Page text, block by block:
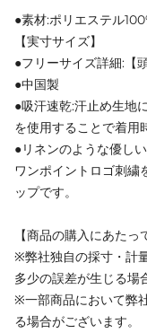
●素材:ポリエステル
【実寸サイズ】
●フリーサイズ詳細:【
●中国製
●吸汗速乾:汗止め生地
を使用することで着用
●リネンのような優し
ワンポイントロゴ刺繍
ップです。
【商品の購入にあたっ
※弊社独自の採寸・計
多少の誤差が生じる場
※一部商品において弊
る場合がございます。